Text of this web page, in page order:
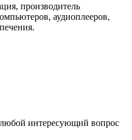
производитель
аудиоплееров,
интересующий вопрос